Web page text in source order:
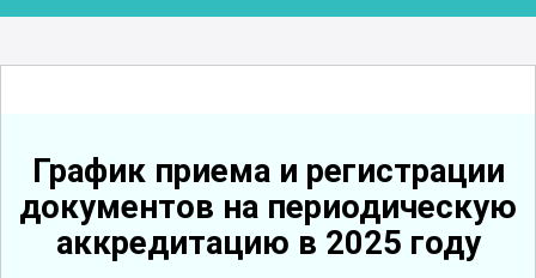
График приема и регистрации
документов на периодическую
аккредитацию в 2025 году